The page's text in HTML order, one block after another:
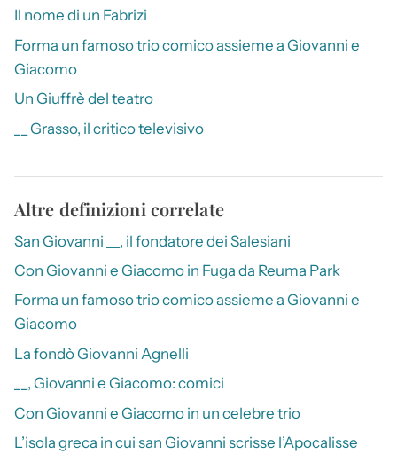
Il nome di un Fabrizi
Forma un famoso trio comico assieme a Giovanni e
Giacomo
Un Giuffrè del teatro
__ Grasso, il critico televisivo
Altre definizioni correlate
San Giovanni __, il fondatore dei Salesiani
Con Giovanni e Giacomo in Fuga da Reuma Park
Forma un famoso trio comico assieme a Giovanni e
Giacomo
La fondò Giovanni Agnelli
__, Giovanni e Giacomo: comici
Con Giovanni e Giacomo in un celebre trio
L’isola greca in cui san Giovanni scrisse l’Apocalisse